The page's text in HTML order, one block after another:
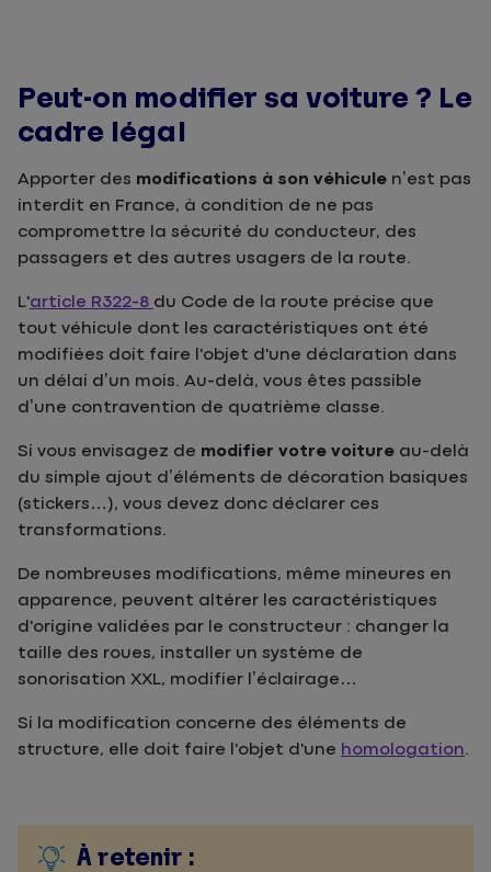
Peut-on modifier sa voiture ? Le
cadre légal
Apporter des modifications à son véhicule n’est pas
interdit en France, à condition de ne pas
compromettre la sécurité du conducteur, des
passagers et des autres usagers de la route.
L'article R322-8 du Code de la route précise que
tout véhicule dont les caractéristiques ont été
modifiées doit faire l'objet d'une déclaration dans
un délai d’un mois. Au-delà, vous êtes passible
d’une contravention de quatrième classe.
Si vous envisagez de modifier votre voiture au-delà
du simple ajout d’éléments de décoration basiques
(stickers…), vous devez donc déclarer ces
transformations.
De nombreuses modifications, même mineures en
apparence, peuvent altérer les caractéristiques
d'origine validées par le constructeur : changer la
taille des roues, installer un système de
sonorisation XXL, modifier l’éclairage…
Si la modification concerne des éléments de
structure, elle doit faire l'objet d'une homologation.
À retenir :